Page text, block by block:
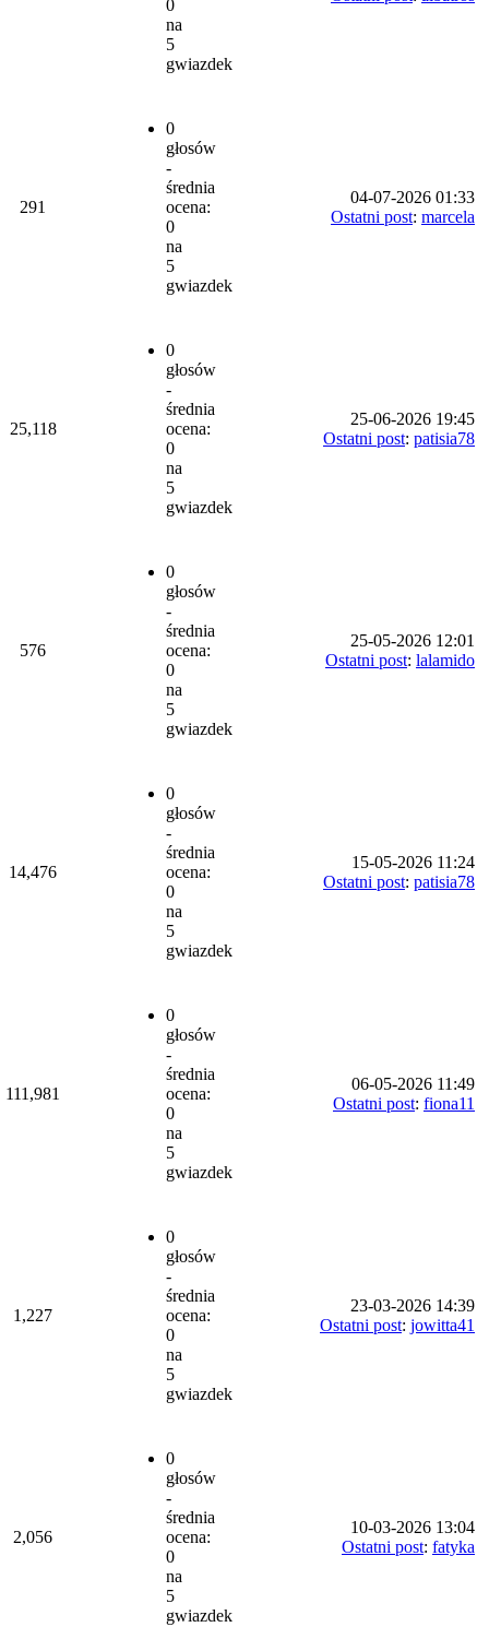
0
na
5
gwiazdek
291
0
głosów
-
średnia
ocena:
0
na
5
gwiazdek
04-07-2026 01:33
Ostatni post: marcela
25,118
0
głosów
-
średnia
ocena:
0
na
5
gwiazdek
25-06-2026 19:45
Ostatni post: patisia78
576
0
głosów
-
średnia
ocena:
0
na
5
gwiazdek
25-05-2026 12:01
Ostatni post: lalamido
14,476
0
głosów
-
średnia
ocena:
0
na
5
gwiazdek
15-05-2026 11:24
Ostatni post: patisia78
111,981
0
głosów
-
średnia
ocena:
0
na
5
gwiazdek
06-05-2026 11:49
Ostatni post: fiona11
1,227
0
głosów
-
średnia
ocena:
0
na
5
gwiazdek
23-03-2026 14:39
Ostatni post: jowitta41
2,056
0
głosów
-
średnia
ocena:
0
na
5
gwiazdek
10-03-2026 13:04
Ostatni post: fatyka